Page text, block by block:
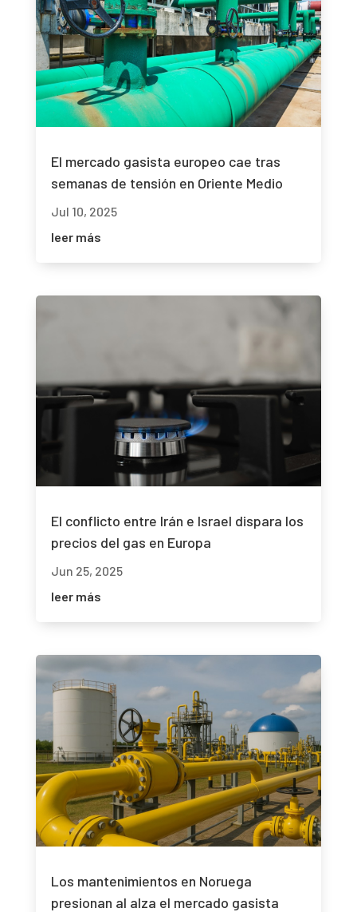
El mercado gasista europeo cae tras
semanas de tensión en Oriente Medio
Jul 10, 2025
leer más
El conflicto entre Irán e Israel dispara los
precios del gas en Europa
Jun 25, 2025
leer más
Los mantenimientos en Noruega
presionan al alza el mercado gasista